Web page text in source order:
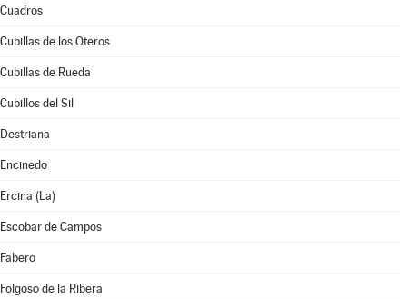
Cuadros
Cubillas de los Oteros
Cubillas de Rueda
Cubillos del Sil
Destriana
Encinedo
Ercina (La)
Escobar de Campos
Fabero
Folgoso de la Ribera